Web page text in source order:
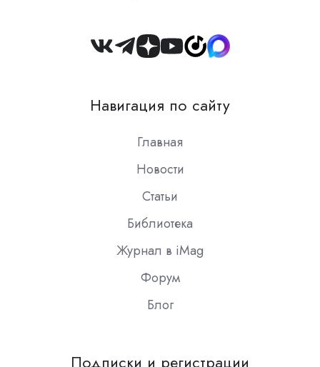
Join
Slack
Навигация по сайту
Главная
Новости
Статьи
Библиотека
Журнал в iMag
Форум
Блог
Подписки и регистрации